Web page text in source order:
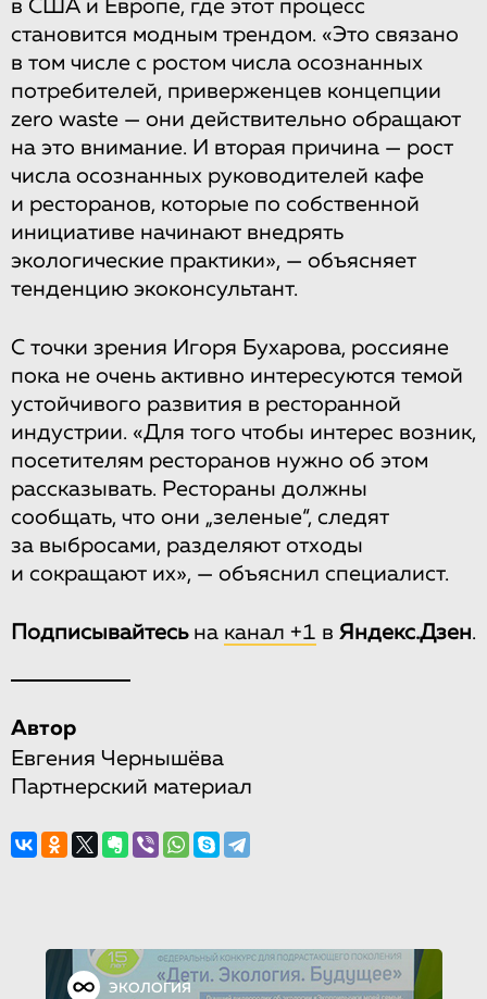
в США и Европе, где этот процесс
становится модным трендом. «Это связано
в том числе с ростом числа осознанных
потребителей, приверженцев концепции
zero waste — они действительно обращают
на это внимание. И вторая причина — рост
числа осознанных руководителей кафе
и ресторанов, которые по собственной
инициативе начинают внедрять
экологические практики», — объясняет
тенденцию экоконсультант.
С точки зрения Игоря Бухарова, россияне
пока не очень активно интересуются темой
устойчивого развития в ресторанной
индустрии. «Для того чтобы интерес возник,
посетителям ресторанов нужно об этом
рассказывать. Рестораны должны
сообщать, что они „зеленые“, следят
за выбросами, разделяют отходы
и сокращают их», — объяснил специалист.
Подписывайтесьна канал +1 в Яндекс.Дзен.
Автор
Евгения Чернышёва
Партнерский материал
ЭКОЛОГИЯ